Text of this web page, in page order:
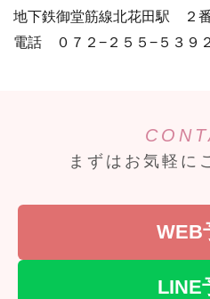
地下鉄御堂筋線北花田駅 ２
電話 ０７２−２５５−５３９２
まずはお気軽に
WEB
LINE